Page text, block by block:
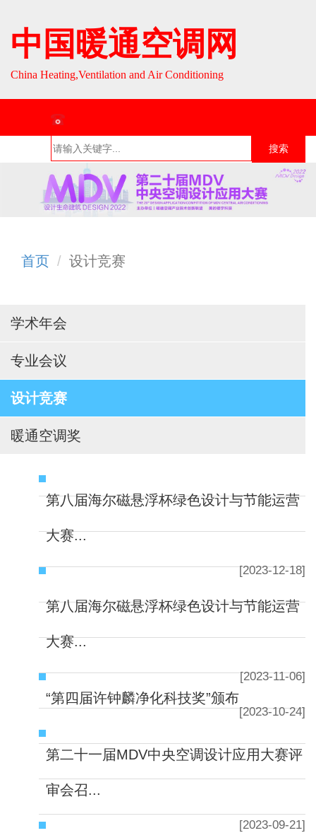
中国暖通空调网
China Heating,Ventilation and Air Conditioning
搜索
首页
组织介
绍
组织活
动
行业资
讯
English
首页 设计竞赛
学术年会
专业会议
设计竞赛
暖通空调奖
第八届海尔磁悬浮杯绿色设计与节能运营
大赛...
[2023-12-18]
第八届海尔磁悬浮杯绿色设计与节能运营
大赛...
[2023-11-06]
“第四届许钟麟净化科技奖”颁布
[2023-10-24]
第二十一届MDV中央空调设计应用大赛评
审会召...
[2023-09-21]